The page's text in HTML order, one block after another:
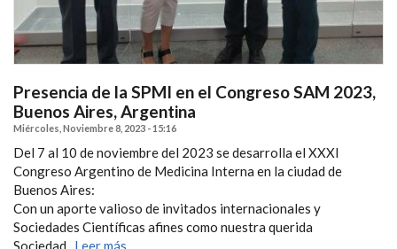
Presencia de la SPMI en el Congreso SAM 2023,
Buenos Aires, Argentina
Miércoles, Noviembre 8, 2023 - 15:16
Del 7 al 10 de noviembre del 2023 se desarrolla el XXXI
Congreso Argentino de Medicina Interna en la ciudad de
Buenos Aires:
Con un aporte valioso de invitados internacionales y
Sociedades Científicas afines como nuestra querida